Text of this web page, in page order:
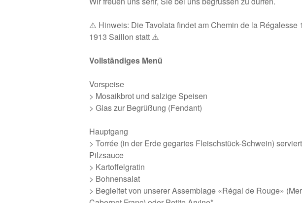
⚠️ Hinweis: Die Tavolata findet am Chemin de la Régalesse
1913 Saillon statt ⚠️
Vollständiges Menü
Vorspeise
> Mosaikbrot und salzige Speisen
> Glas zur Begrüßung (Fendant)
Hauptgang
> Torrée (in der Erde gegartes Fleischstück-Schwein)
Pilzsauce
> Kartoffelgratin
> Bohnensalat
> Begleitet von unserer Assemblage «Régal de Rouge»